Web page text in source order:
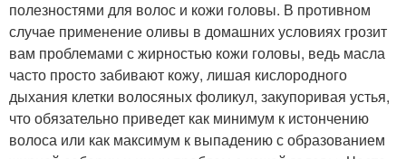
полезностями для волос и кожи головы. В противном
случае применение оливы в домашних условиях грозит
вам проблемами с жирностью кожи головы, ведь масла
часто просто забивают кожу, лишая кислородного
дыхания клетки волосяных фоликул, закупоривая устья,
что обязательно приведет как минимум к истончению
волоса или как максимум к выпадению с образованием